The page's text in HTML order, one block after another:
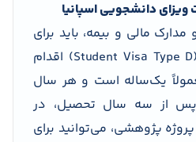
دانشجویی اسپانیا
مالی و بیمه، باید برای
(Student Visa Type D) اقدام
یک‌ساله است و هر سال
پس از سه سال تحصیل، در
پژوهشی، می‌توانید برای